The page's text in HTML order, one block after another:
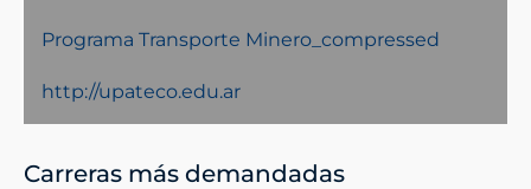
Programa Transporte Minero_compressed
http://upateco.edu.ar
Carreras más demandadas